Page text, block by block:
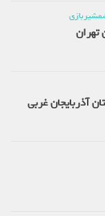
غربی